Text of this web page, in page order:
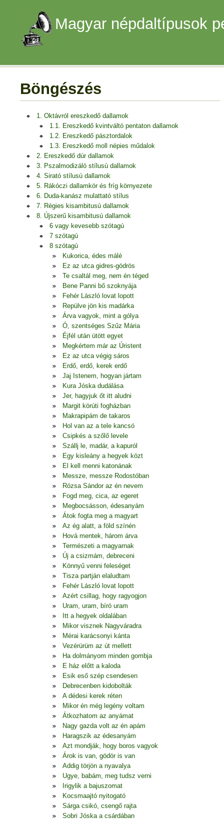
Magyar népdaltípusok
Böngészés
1. Oktávról ereszkedő dallamok
1.1. Ereszkedő kvintváltó pentaton dallamok
1.2. Ereszkedő pásztordalok
1.3. Ereszkedő moll népies műdalok
2. Ereszkedő dúr dallamok
3. Pszalmodizáló stílusú dallamok
4. Sirató stílusú dallamok
5. Rákóczi dallamkör és fríg környezete
6. Duda-kanász mulattató stílus
7. Régies kisambitusú dallamok
8. Újszerű kisambitusú dallamok
6 vagy kevesebb szótagú
7 szótagú
8 szótagú
Kukorica, édes málé
Ez az utca gidres-gödrös
Te csaltál meg, nem én téged
Bene Panni bő szoknyája
Fehér László lovat lopott
Repülve jön kis madárka
Árva vagyok, mint a gólya
Ó, szentséges Szűz Mária
Éjfél után ütött egyet
Megkértem már az Úristent
Ez az utca végig sáros
Erdő, erdő, kerek erdő
Jaj Istenem, hogyan jártam
Kura Jóska dudálása
Jer, hagyjuk őt itt aludni
Margit körúti fogházban
Makrapipám de takaros
Hol van az a tele kancsó
Csipkés a szőlő levele
Szállj le, madár, a kapuról
Egy kisleány a hegyek közt
El kell menni katonának
Messze, messze Rodostóban
Rózsa Sándor az én nevem
Fogd meg, cica, az egeret
Megbocsásson, édesanyám
Átok fogta meg a magyart
Az ég alatt, a föld színén
Hová mentek, három árva
Természeti a magyarnak
Új a csizmám, debreceni
Könnyű venni feleséget
Tisza partján elaludtam
Fehér László lovat lopott
Azért csillag, hogy ragyogjon
Uram, uram, bíró uram
Itt a hegyek oldalában
Mikor visznek Nagyváradra
Mérai karácsonyi kánta
Vezérürüm az út mellett
Ha dolmányom minden gombja
E ház előtt a kaloda
Esik eső szép csendesen
Debrecenben kidobolták
A dédesi kerek réten
Mikor én még legény voltam
Átkozhatom az anyámat
Nagy gazda volt az én apám
Haragszik az édesanyám
Azt mondják, hogy boros vagyok
Árok is van, gödör is van
Addig törjön a nyavalya
Ugye, babám, meg tudsz verni
Irigylik a bajuszomat
Kocsmaajtó nyitogató
Sárga csikó, csengő rajta
Sobri Jóska a csárdában